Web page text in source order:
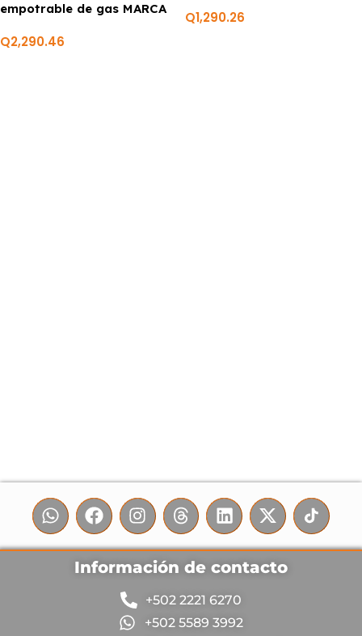
empotrable de gas MARCA
Q2,290.46
Q1,290.26
Información de contacto
+502 2221 6270
+502 5589 3992